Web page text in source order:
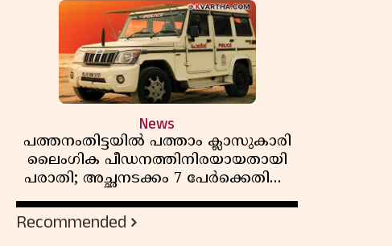
News
പത്തനംതിട്ടയിൽ പത്താം ക്ലാസുകാരി
ലൈംഗിക പീഡനത്തിനിരയായതായി
പരാതി; അച്ഛനടക്കം 7 പേർക്കെതിരെ
കേസ്, രണ്ടുപേർ അറസ്റ്റിൽ
Recommended